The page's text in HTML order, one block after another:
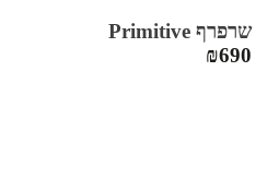
שרפרף Primitive
₪690